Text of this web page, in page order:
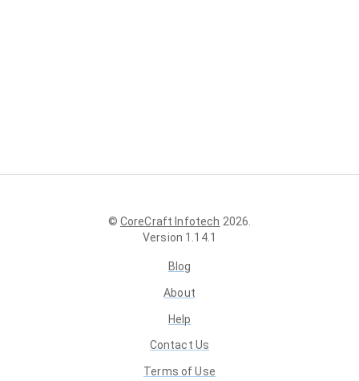
© CoreCraft Infotech 2026
Version 1.14.1
Blog
About
Help
Contact Us
Terms of Use